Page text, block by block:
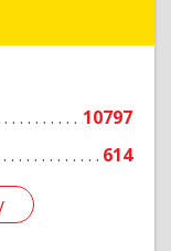
10797
614